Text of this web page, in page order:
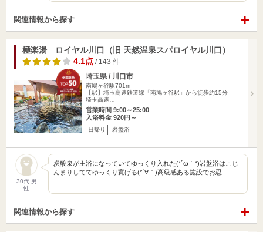
関連情報から探す
極楽湯 ロイヤル川口（旧 天然温泉スパロイヤル川口）
4.1点 / 143 件
埼玉県 / 川口市
南鳩ヶ谷駅701m
【駅】埼玉高速鉄道線「南鳩ヶ谷駅」から徒歩約15分
埼玉高速…
営業時間 9:00～25:00
入浴料金 920円～
日帰り 岩盤浴
30代 男
性
炭酸泉が主浴になっていてゆっくり入れた(*´ω｀*)岩盤浴はこじ
んまりしててゆっくり寛げる(*´∀｀)高級感ある施設でお忍…
関連情報から探す